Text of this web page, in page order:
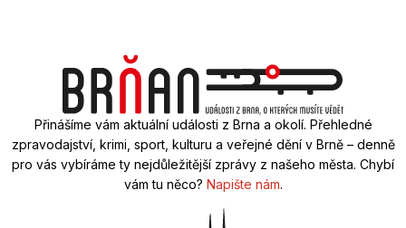
Přinášíme vám aktuální události z Brna a okolí. Přehledné
zpravodajství, krimi, sport, kulturu a veřejné dění v Brně – denně
pro vás vybíráme ty nejdůležitější zprávy z našeho města. Chybí
vám tu něco? Napište nám.